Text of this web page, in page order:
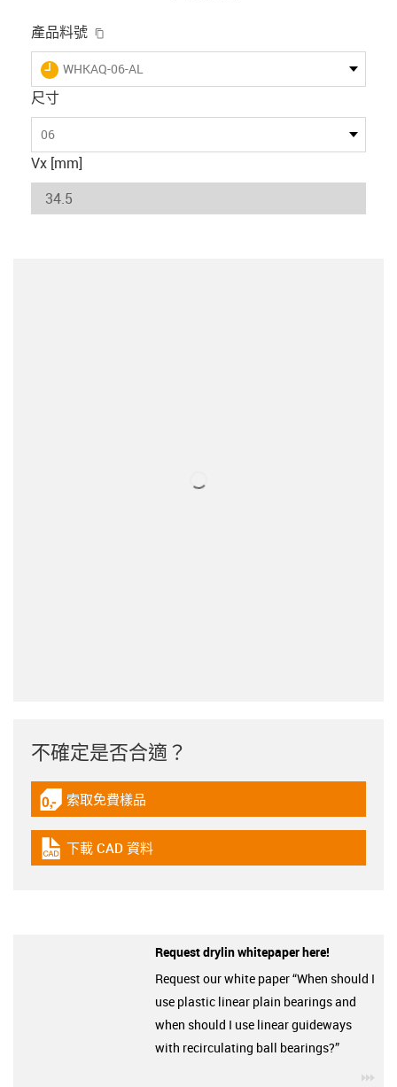
產品料號
igus-icon-lieferzeit
WHKAQ-06-AL
尺寸
06
Vx [mm]
不確定是否合適？
igus-icon-gratismuster
索取免費樣品
igus-icon-cad-dateien
下載 CAD 資料
Request drylin whitepaper here!
Request our white paper “When should I
use plastic linear plain bearings and
when should I use linear guideways
with recirculating ball bearings?”